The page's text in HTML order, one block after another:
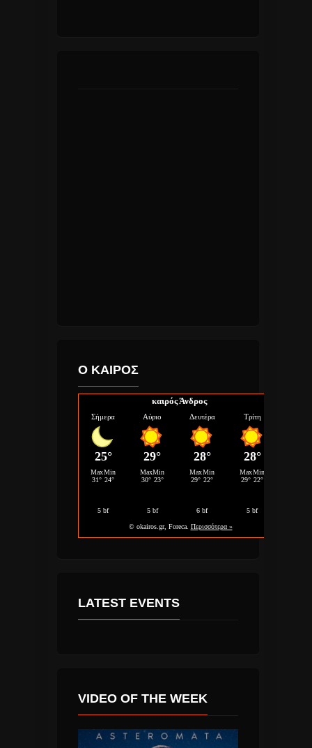
Ο ΚΑΙΡΟΣ
καιρός Άνδρος
LATEST EVENTS
VIDEO OF THE WEEK